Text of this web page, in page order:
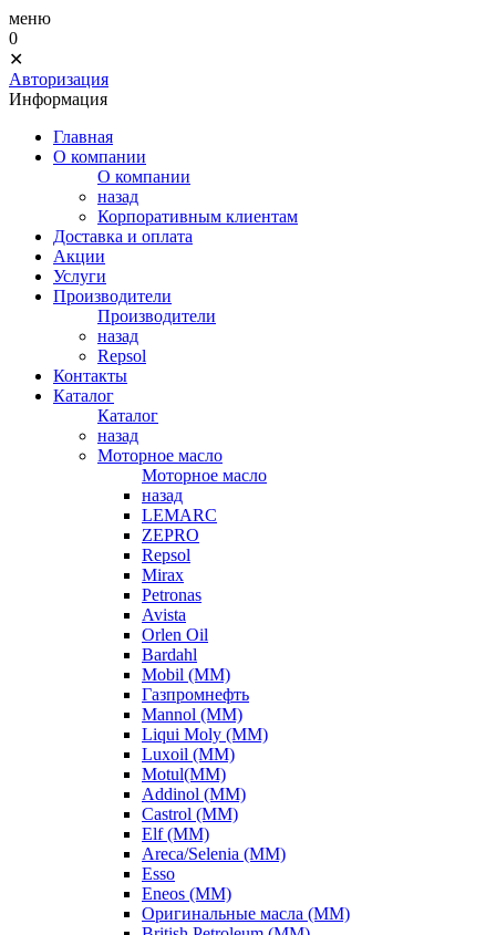
меню
0
✕
Авторизация
Информация
Главная
О компании
О компании
назад
Корпоративным клиентам
Доставка и оплата
Акции
Услуги
Производители
Производители
назад
Repsol
Контакты
Каталог
Каталог
назад
Моторное масло
Моторное масло
назад
LEMARC
ZEPRO
Repsol
Mirax
Petronas
Avista
Orlen Oil
Bardahl
Mobil (ММ)
Газпромнефть
Mannol (ММ)
Liqui Moly (ММ)
Luxoil (ММ)
Motul(ММ)
Addinol (ММ)
Castrol (ММ)
Elf (ММ)
Areca/Selenia (ММ)
Esso
Eneos (ММ)
Оригинальные масла (ММ)